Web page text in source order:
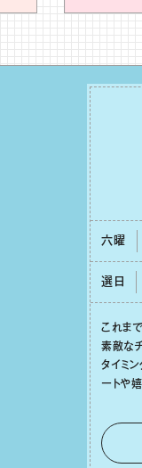
六曜
選日
これま
素敵な
タイミ
ートや
せにな
踏み出
ざり合